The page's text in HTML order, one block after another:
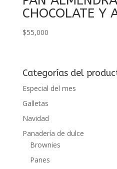
CHOCOLATE Y
$55,000
Categorías del
Especial del mes
Galletas
Navidad
Panadería de dulce
Brownies
Panes